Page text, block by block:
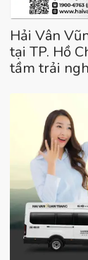
Hải Vân
tại TP. Hồ
tầm trải